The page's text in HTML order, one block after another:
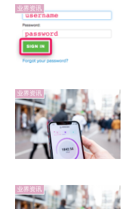
业界资讯
业界资讯
业界资讯